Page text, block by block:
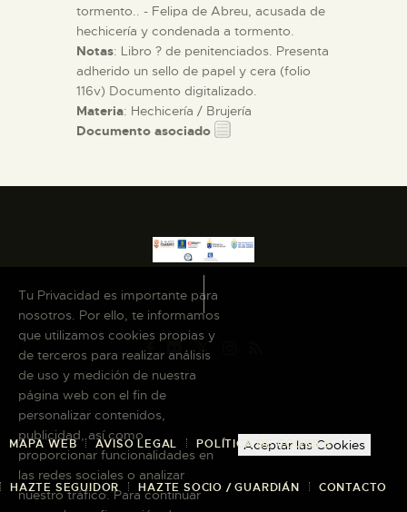
tormento.. - Felipa de Abreu, acusada de
hechicería y condenada a tormento.
Notas: Libro ? de penitenciados. Presenta
adherido un sello de papel y cera (folio
116v) Documento digitalizado.
Materia: Hechicería / Brujería
Documento asociado
MAPA WEB AVISO LEGAL POLÍTICA DE COOKIES
HAZTE SEGUIDOR HAZTE SOCIO / GUARDIÁN CONTACTO
Tu Privacidad es importante para
nosotros. Por ello, te informamos
que utilizamos cookies propias y
de terceros para realizar análisis
de uso y medición de nuestra
página web con el fin de
personalizar contenidos,
publicidad, así como
proporcionar funcionalidades en
las redes sociales o analizar
nuestro tráfico. Para continuar
Aceptar las Cookies